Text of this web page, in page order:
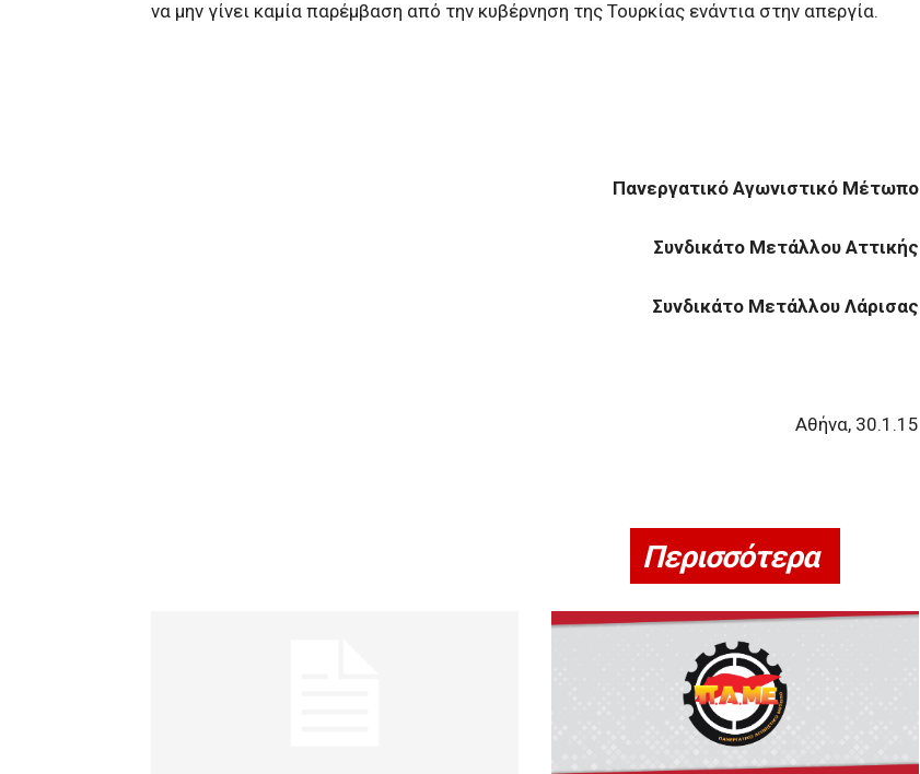
να μην γίνει καμία παρέμβαση από την κυβέρνηση της Τουρκίας ενάντια στην απεργία.
Πανεργατικό Αγωνιστικό Μέτωπο
Συνδικάτο Μετάλλου Αττικής
Συνδικάτο Μετάλλου Λάρισας
Αθήνα, 30.1.15
Περισσότερα